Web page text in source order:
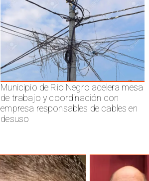
Municipio de Rio Negro acelera mesa
de trabajo y coordinación con
empresa responsables de cables en
desuso